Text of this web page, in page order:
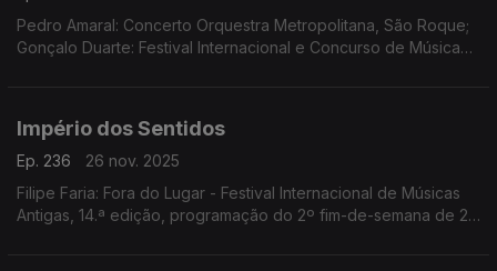
Pedro Amaral: Concerto Orquestra Metropolitana, São Roque;
Gonçalo Duarte: Festival Internacional e Concurso de Música
Império dos Sentidos
Ep. 236
26 nov. 2025
Filipe Faria: Fora do Lugar - Festival Internacional de Músicas
Antigas, 14.ª edição, programação do 2º fim-de-semana de 27